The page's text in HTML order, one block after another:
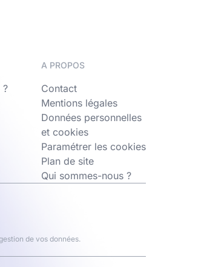
?
A PROPOS
Contact
Mentions légales
Données personnelles
et cookies
Paramétrer les cookies
Plan de site
Qui sommes-nous ?
de vos données.